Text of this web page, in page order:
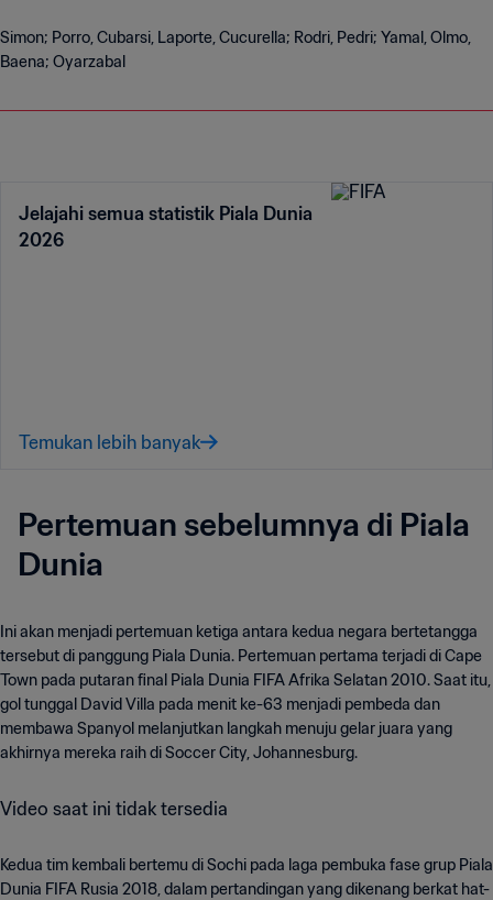
Simon; Porro, Cubarsi, Laporte, Cucurella; Rodri, Pedri; Yamal, Olmo,
Baena; Oyarzabal
Jelajahi semua statistik Piala Dunia
2026
Temukan lebih banyak
Pertemuan sebelumnya di Piala
Dunia
Ini akan menjadi pertemuan ketiga antara kedua negara bertetangga
tersebut di panggung Piala Dunia. Pertemuan pertama terjadi di Cape
Town pada putaran final Piala Dunia FIFA Afrika Selatan 2010. Saat itu,
gol tunggal David Villa pada menit ke-63 menjadi pembeda dan
membawa Spanyol melanjutkan langkah menuju gelar juara yang
akhirnya mereka raih di Soccer City, Johannesburg.
Video saat ini tidak tersedia
Kedua tim kembali bertemu di Sochi pada laga pembuka fase grup Piala
Dunia FIFA Rusia 2018, dalam pertandingan yang dikenang berkat hat-